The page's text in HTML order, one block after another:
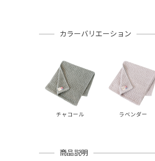
カラーバリエーション
チャコール ラベンダー
商品説明